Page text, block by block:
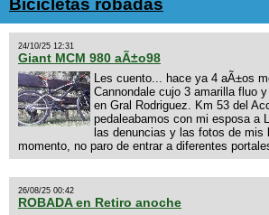
Bicicletas robadas
24/10/25 12:31
Giant MCM 980 aÃ±o98
Les cuento... hace ya 4 aÃ±os
Cannondale cujo 3 amarilla fluo
en Gral Rodriguez. Km 53 del
pedaleabamos con mi esposa a
las denuncias y las fotos de mis
momento, no paro de entrar a diferentes
26/08/25 00:42
ROBADA en Retiro anoche